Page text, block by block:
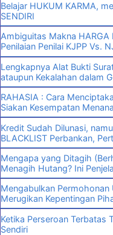
Belajar HUKUM KARMA,
SENDIRI
Ambiguitas Makna HARGA
Penilaian Penilai KJPP Vs.
Lengkapnya Alat Bukti
ataupun Kekalahan dalam
RAHASIA : Cara
Siakan Kesempatan
Kredit Sudah Dilunasi,
BLACKLIST Perbankan,
Mengapa yang Ditagih
Menagih Hutang? Ini
Mengabulkan Permohonan
Merugikan Kepentingan
Ketika Perseroan Terbatas
Sendiri